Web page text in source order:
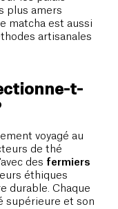
plus amers
matcha est aussi
artisanales
t-
voyagé au
de thé
des fermiers
éthiques
durable. Chaque
supérieure et son